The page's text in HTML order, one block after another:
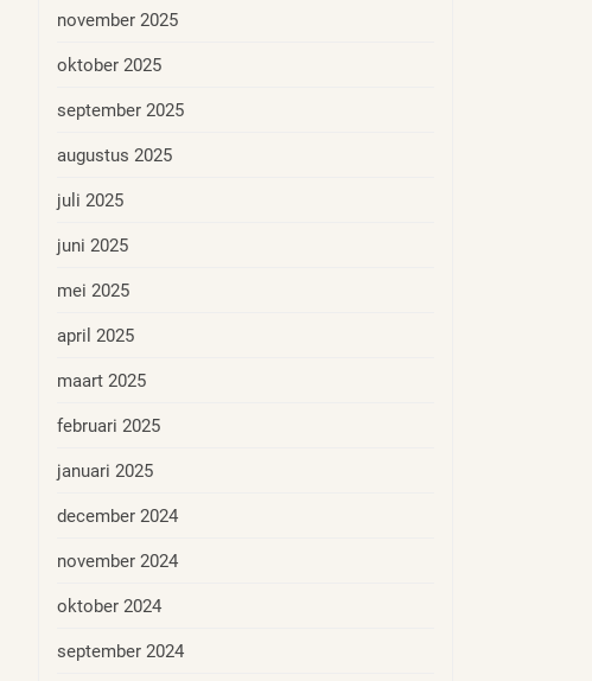
november 2025
oktober 2025
september 2025
augustus 2025
juli 2025
juni 2025
mei 2025
april 2025
maart 2025
februari 2025
januari 2025
december 2024
november 2024
oktober 2024
september 2024